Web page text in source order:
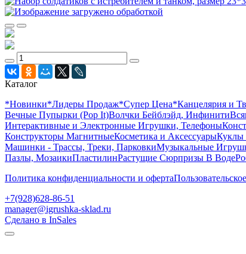
Каталог
*Новинки*Лидеры Продаж*Супер Цена*Канцелярия и
Вечные Пупырки (Pop It)Волчки Бейблэйд, Инфинити
Интерактивные и Электронные Игрушки, Телефоны
Конструкторы МагнитныеКосметика и АксессуарыКуклы
Машинки - Трассы, Треки, ПарковкиМузыкальные
Пазлы, МозаикиПластилинРастущие Сюрпризы В Воде
Политика конфиденциальности и оферта
+7(928)628-86-51
manager@igrushka-sklad.ru
Сделано в InSales